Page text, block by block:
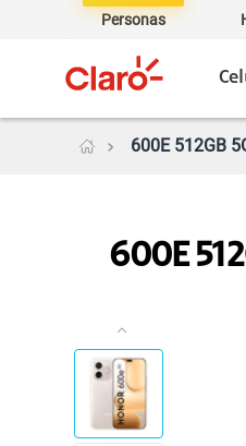
Personas
600E 512GB
600E